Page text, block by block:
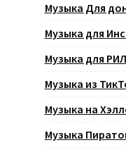
Музыка Для
Музыка для
Музыка для
Музыка из
Музыка на
Музыка